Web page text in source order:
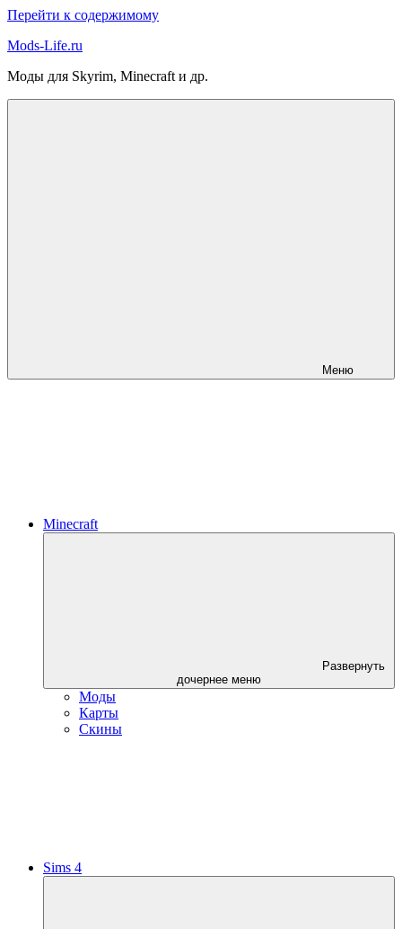
Перейти к содержимому
Mods-Life.ru
Моды для Skyrim, Minecraft и др.
Меню
Minecraft
Развернуть
дочернее меню
Моды
Карты
Скины
Sims 4